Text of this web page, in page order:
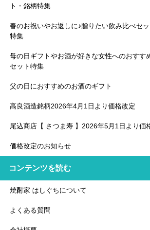
ト・銘柄特集
春のお祝いやお返しに♪贈りたい飲み比べセ
特集
母の日ギフトやお酒が好きな女性へのおすす
セット特集
父の日におすすめのお酒のギフト
高良酒造銘柄2026年4月1日より価格改定
尾込商店【 さつま寿 】2026年5月1日より価
価格改定のお知らせ
コンテンツを読む
焼酎家 はしぐちについて
よくある質問